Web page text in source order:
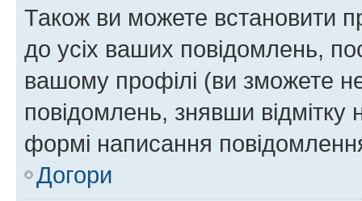
Також ви можете встановити
до усіх ваших повідомлень,
вашому профілі (ви зможете
повідомлень, знявши відмітку
формі написання
Догори